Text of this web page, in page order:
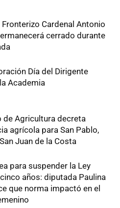
Cardenal Antonio
cerrado durante
Día del Dirigente
Academia
de Agricultura decreta
agrícola para San Pablo,
Juan de la Costa
para suspender la Ley
años: diputada Paulina
que norma impactó en el